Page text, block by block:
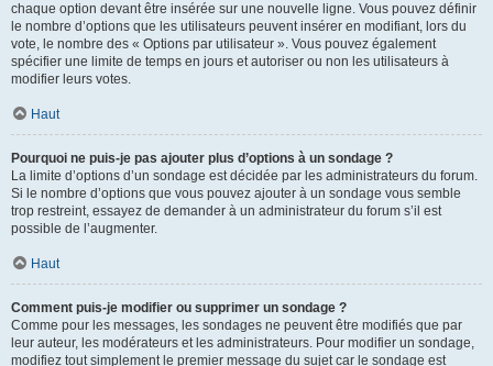
chaque option devant être insérée sur une nouvelle ligne. Vous pouvez définir
le nombre d’options que les utilisateurs peuvent insérer en modifiant, lors du
vote, le nombre des « Options par utilisateur ». Vous pouvez également
spécifier une limite de temps en jours et autoriser ou non les utilisateurs à
modifier leurs votes.
Haut
Pourquoi ne puis-je pas ajouter plus d’options à un sondage ?
La limite d’options d’un sondage est décidée par les administrateurs du forum.
Si le nombre d’options que vous pouvez ajouter à un sondage vous semble
trop restreint, essayez de demander à un administrateur du forum s’il est
possible de l’augmenter.
Haut
Comment puis-je modifier ou supprimer un sondage ?
Comme pour les messages, les sondages ne peuvent être modifiés que par
leur auteur, les modérateurs et les administrateurs. Pour modifier un sondage,
modifiez tout simplement le premier message du sujet car le sondage est